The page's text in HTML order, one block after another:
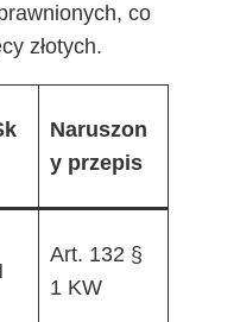
co
złotych.
Naruszon
y przepis
Art. 132 §
1 KW